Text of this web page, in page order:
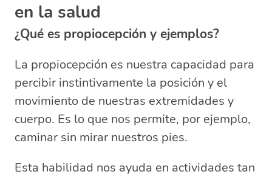
en la salud
¿Qué es propiocepción y ejemplos?
La propiocepción es nuestra capacidad para
percibir instintivamente la posición y el
movimiento de nuestras extremidades y
cuerpo. Es lo que nos permite, por ejemplo,
caminar sin mirar nuestros pies.
Esta habilidad nos ayuda en actividades tan